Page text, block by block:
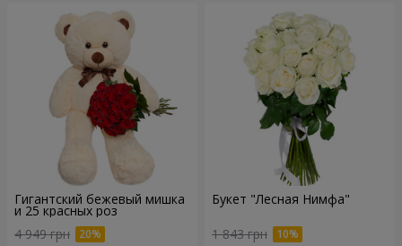
Гигантский бежевый мишка
и 25 красных роз
4 949 грн
Букет "Лесная Нимфа"
1 843 грн